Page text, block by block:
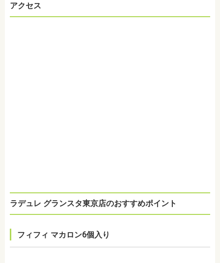
アクセス
ラデュレ グランスタ東京店のおすすめポイント
フィフィ マカロン6個入り